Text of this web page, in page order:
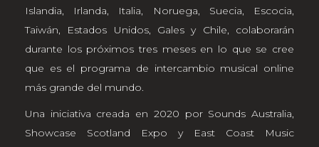
Islandia, Irlanda, Italia, Noruega, Suecia, Escocia,
Taiwán, Estados Unidos, Gales y Chile, colaborarán
durante los próximos tres meses en lo que se cree
que es el programa de intercambio musical online
más grande del mundo.
Una iniciativa creada en 2020 por Sounds Australia,
Showcase Scotland Expo y East Coast Music